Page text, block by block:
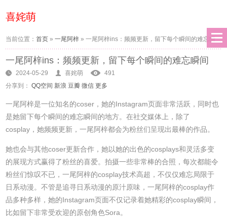
喜姹萌
当前位置：首页 »一尾阿梓 »一尾阿梓ins：频频更新，留下每个瞬间的难忘瞬
间
一尾阿梓ins：频频更新，留下每个瞬间的难忘瞬间
2024-05-29 喜姹萌
491
分享到： QQ空间 新浪 豆瓣 微信 更多
一尾阿梓是一位知名的coser，她的Instagram页面非常活跃，同时也
是她留下每个瞬间的难忘瞬间的地方。在社交媒体上，除了
cosplay，她频频更新，一尾阿梓都会为粉丝们呈现出最棒的作品。
她也会与其他coser更新合作，她以她的出色的cosplays和灵活多变
的展现方式赢得了粉丝的喜爱。拍摄一些非常棒的合照，每次都能令
粉丝们惊叹不已，一尾阿梓的cosplay技术高超，不仅仅难忘局限于
日系动漫。不管是追寻日系动漫的原汁原味，一尾阿梓的cosplay作
品多种多样，她的Instagram页面不仅记录着她精彩的cosplay瞬间，
比如留下非常受欢迎的原创角色Sora。